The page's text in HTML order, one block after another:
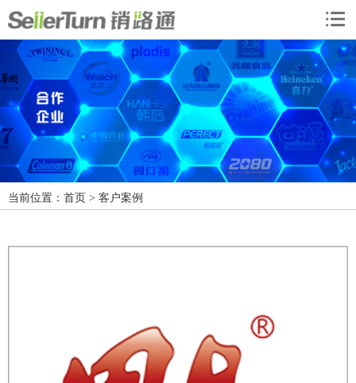
当前位置： 首页 > 客户案例